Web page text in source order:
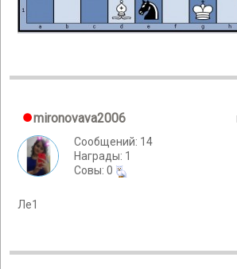
mironovava2006
Сообщений: 14
Награды: 1
Cовы: 0
Ле1